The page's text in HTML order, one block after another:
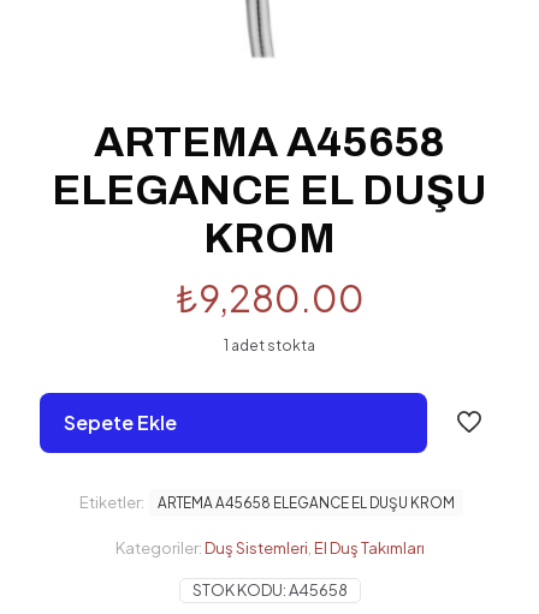
ARTEMA A45658
ELEGANCE EL DUŞU
KROM
₺9,280.00
1 adet stokta
Sepete Ekle
STOK KODU:A45658
Kategoriler: Duş Sistemleri El Duş Takımları
Etiketler: ARTEMA A45658 ELEGANCE EL DUŞU KROM